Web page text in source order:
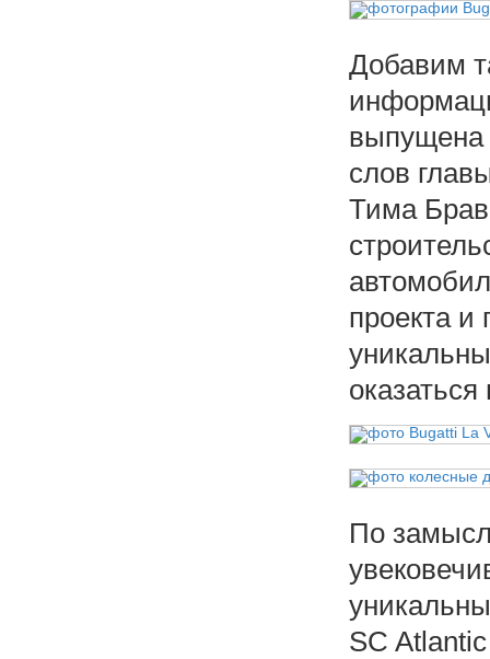
Добавим
выпущена
слов
Тима
проекта и
По
SC